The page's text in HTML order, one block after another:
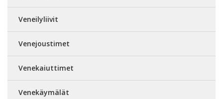
Veneilyliivit
Venejoustimet
Venekaiuttimet
Venekäymälät